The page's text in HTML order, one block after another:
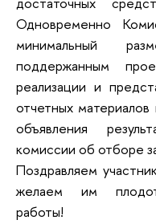
Одновременно
минимальный
поддержанным
реализации и
отчетных
объявления
комиссии об отборе
Поздравляем
желаем им
работы!